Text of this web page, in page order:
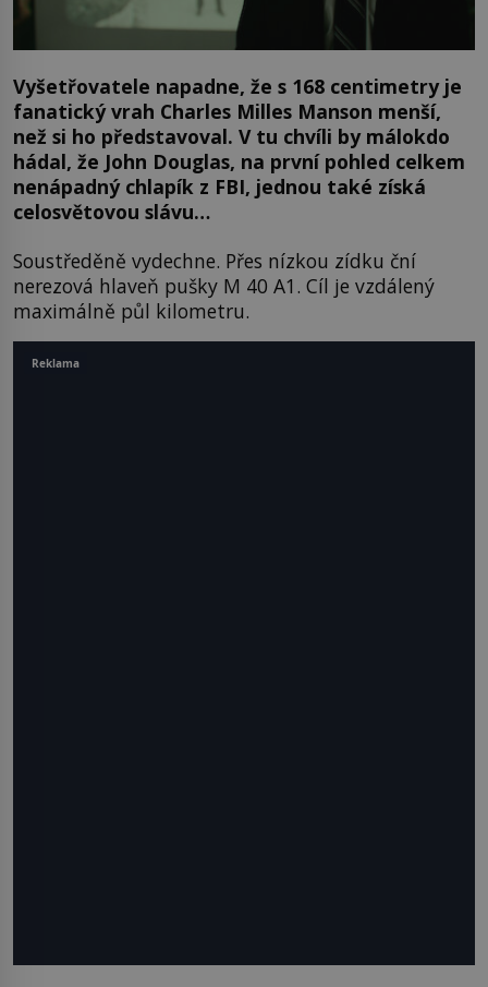
Vyšetřovatele napadne, že s 168 centimetry je
fanatický vrah Charles Milles Manson menší,
než si ho představoval. V tu chvíli by málokdo
hádal, že John Douglas, na první pohled celkem
nenápadný chlapík z FBI, jednou také získá
celosvětovou slávu…
Soustředěně vydechne. Přes nízkou zídku ční
nerezová hlaveň pušky M 40 A1. Cíl je vzdálený
maximálně půl kilometru.
Reklama